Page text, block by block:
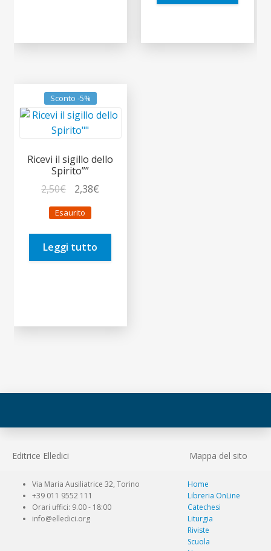
Sconto -5%
Ricevi il sigillo dello
Spirito””
2,50€
prezzo
originale
era:
2,50€.
2,38€
è:
Esaurito
Leggi tutto
Editrice Elledici Mappa del sito
Via Maria Ausiliatrice 32, Torino
+39 011 9552 111
Orari uffici: 9.00 - 18:00
info@elledici.org
Home
Libreria OnLine
Catechesi
Liturgia
Riviste
Scuola